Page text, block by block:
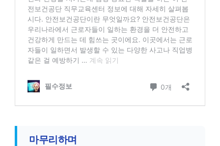
마무리하며